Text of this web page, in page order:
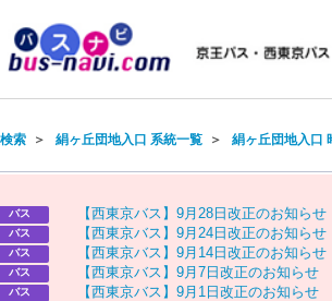
索＞ 絹ヶ丘団地入口 系統一覧＞ 絹ヶ丘団地入口
バス 【西東京バス 】 9月 28 日 改正のお知 らせ
バス 【西東京バス 】 9月 24 日 改正のお知 らせ
バス 【西東京バス 】 9月 14 日 改正のお知 らせ
バス 【西東京バス 】 9月 7 日 改正のお知 らせ
バス 【西東京バス 】 9月 1 日 改正のお知 らせ